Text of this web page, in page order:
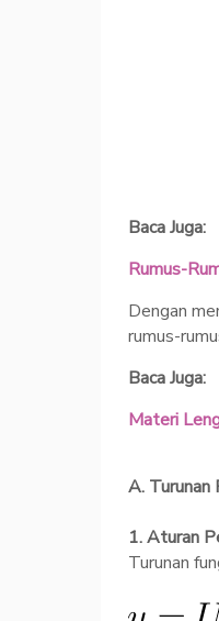
Baca Juga:
Rumus-
Dengan
rumus-
Baca Juga:
Materi
A. Turunan
1. Aturan
Turunan